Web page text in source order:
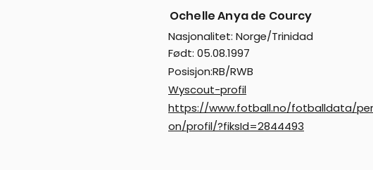
Ochelle Anya de Courcy
Nasjonalitet: Norge/Trinidad
Født: 05.08.1997
Posisjon:RB/RWB
Wyscout-profil
https://www.fotball.no/fotballdata/
on/profil/?fiksId=2844493